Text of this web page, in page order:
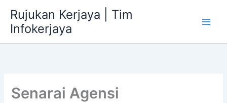
content
Rujukan Kerjaya | Tim
Infokerjaya
Senarai Agensi